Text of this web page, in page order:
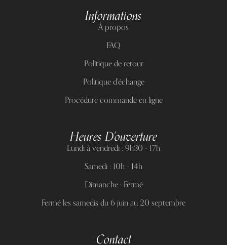
Informations
À propos
FAQ
Politique de retour
Politique d'échange
Procédure commande en ligne
Heures D'ouverture
Lundi à vendredi : 9h30 - 17h
Samedi : 10h - 14h
Dimanche : Fermé
Fermé les samedis du 6 juin au 20 septembre
Contact